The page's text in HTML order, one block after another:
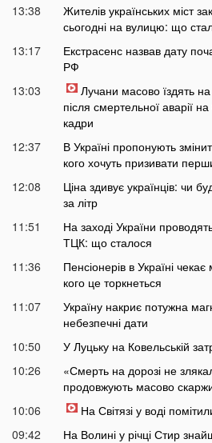
13:38
Жителів українських міст
сьогодні на вулицю: що
13:17
Екстрасенс назвав дату
РФ
13:03
Лучани масово їздять на
після смертельної аварії
кадри
12:37
В Україні пропонують
кого хочуть призивати
12:08
Ціна здивує українців: чи
за літр
11:51
На заході України
ТЦК: що сталося
11:36
Пенсіонерів в Україні
кого це торкнеться
11:07
Україну накриє потужна
небезпечні дати
10:50
У Луцьку на Ковельській
10:26
«Смерть на дорозі не
продовжують масово
10:06
На Світязі у воді
09:42
На Волині у річці Стир